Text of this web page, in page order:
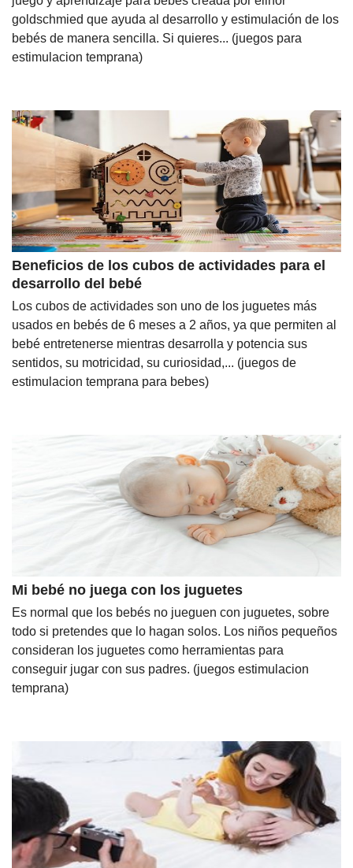
goldschmied que ayuda al desarrollo y estimulación de los
bebés de manera sencilla. Si quieres... (juegos para
estimulacion temprana)
Beneficios de los cubos de actividades para el
desarrollo del bebé
Los cubos de actividades son uno de los juguetes más
usados en bebés de 6 meses a 2 años, ya que permiten al
bebé entretenerse mientras desarrolla y potencia sus
sentidos, su motricidad, su curiosidad,... (juegos de
estimulacion temprana para bebes)
Mi bebé no juega con los juguetes
Es normal que los bebés no jueguen con juguetes, sobre
todo si pretendes que lo hagan solos. Los niños pequeños
consideran los juguetes como herramientas para
conseguir jugar con sus padres. (juegos estimulacion
temprana)